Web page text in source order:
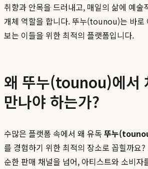
취향과 안목을 드러내고, 매일의 삶에 예술
개체 역할을 합니다. 뚜누(tounou)는 바로
보는 이들을 위한 최적의 플랫폼입니다.
왜 뚜누(tounou)에서
만나야 하는가?
수많은 플랫폼 속에서 왜 유독 뚜누
를 경험하기 위한 최적의 장소로 꼽힐까요
순한 판매 채널을 넘어, 아티스트와 소비자